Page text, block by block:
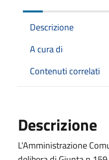
Descrizione
A cura di
Contenuti correlati
Descrizione
L'Amministrazione